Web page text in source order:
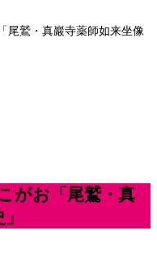
尾鷲・真巖寺薬師如来坐像
がお「尾鷲・真